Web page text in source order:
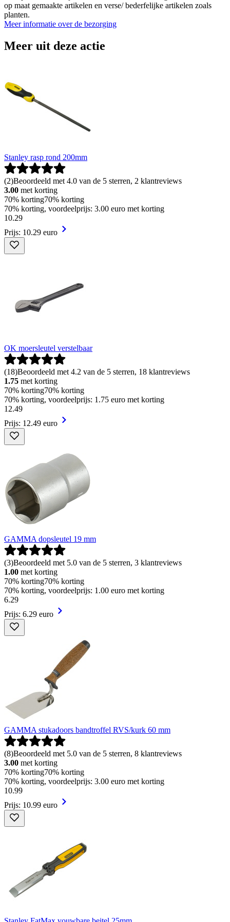
op maat gemaakte artikelen en verse/ bederfelijke artikelen zoals
planten.
Meer informatie over de bezorging
Meer uit deze actie
Stanley rasp rond 200mm
(2)Beoordeeld met 4.0 van de 5 sterren, 2 klantreviews
3.00 met korting
70% korting70% korting
70% korting, voordeelprijs: 3.00 euro met korting
10.29
Prijs: 10.29 euro
OK moersleutel verstelbaar
(18)Beoordeeld met 4.2 van de 5 sterren, 18 klantreviews
1.75 met korting
70% korting70% korting
70% korting, voordeelprijs: 1.75 euro met korting
12.49
Prijs: 12.49 euro
GAMMA dopsleutel 19 mm
(3)Beoordeeld met 5.0 van de 5 sterren, 3 klantreviews
1.00 met korting
70% korting70% korting
70% korting, voordeelprijs: 1.00 euro met korting
6.29
Prijs: 6.29 euro
GAMMA stukadoors bandtroffel RVS/kurk 60 mm
(8)Beoordeeld met 5.0 van de 5 sterren, 8 klantreviews
3.00 met korting
70% korting70% korting
70% korting, voordeelprijs: 3.00 euro met korting
10.99
Prijs: 10.99 euro